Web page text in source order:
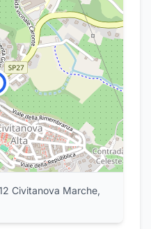
Civitanova Marche,